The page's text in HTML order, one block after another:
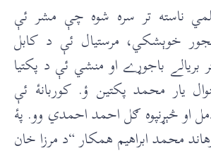
ناسته تر سره شوه چې مشر ئې
خوېشکي، مرستیال ئې د کابل
بريالے باجوړے او منشي ئې د پکتيا
يار محمد پکتين ؤ. کوربانۀ ئې
او څېړنپوه ګل احمد احمدي وو. پۀ
محمد ابراهيم همکار “د مرزا خان